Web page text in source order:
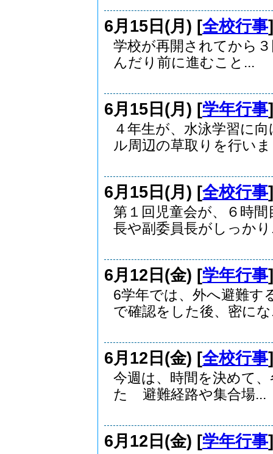
6月15日(月) [全校行事
学校が再開されてから
んだり前に進むこと...
6月15日(月) [学年行事
４年生が、水泳学習に
ル周辺の草取りを行い
6月15日(月) [全校行事
第１回児童会が、６時
長や副委員長がしっかり
6月12日(金) [学年行事
6学年では、外へ避難す
で確認をした後、密に
6月12日(金) [全校行事
今週は、時間を決めて
た 避難経路や集合場...
6月12日(金) [学年行事